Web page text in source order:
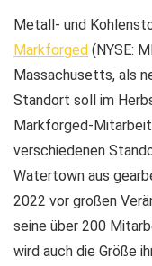
Metall- und
Markforged (NYSE:
Massachusetts, als
Standort soll im
Markforged-
verschiedenen
Watertown aus
2022 vor großen
seine über 200
wird auch die Größe